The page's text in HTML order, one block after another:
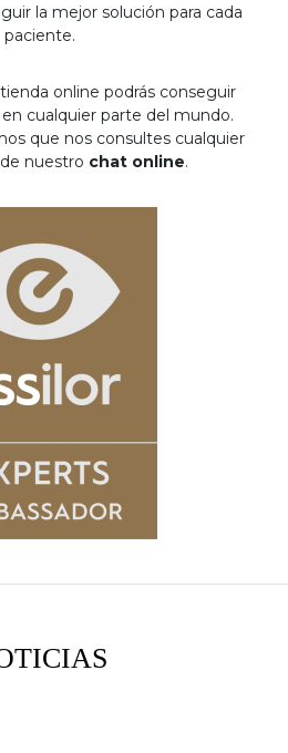
la mejor solución para cada
paciente.
online podrás conseguir
cualquier parte del mundo.
que nos consultes cualquier
nuestro chat online.